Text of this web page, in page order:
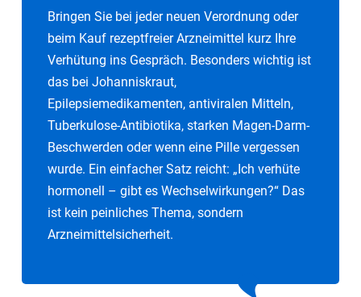
Bringen Sie bei jeder neuen Verordnung oder
beim Kauf rezeptfreier Arzneimittel kurz Ihre
Verhütung ins Gespräch. Besonders wichtig ist
das bei Johanniskraut,
Epilepsiemedikamenten, antiviralen Mitteln,
Tuberkulose-Antibiotika, starken Magen-Darm-
Beschwerden oder wenn eine Pille vergessen
wurde. Ein einfacher Satz reicht: „Ich verhüte
hormonell – gibt es Wechselwirkungen?“ Das
ist kein peinliches Thema, sondern
Arzneimittelsicherheit.